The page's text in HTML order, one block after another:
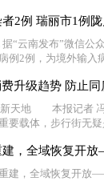
2例 瑞丽市1例
云南发布”微信公
例2例，为境外输入
升级趋势 防止
天地 本报记者
要载体，步行街无
建，全域恢复开
建，全域恢复开